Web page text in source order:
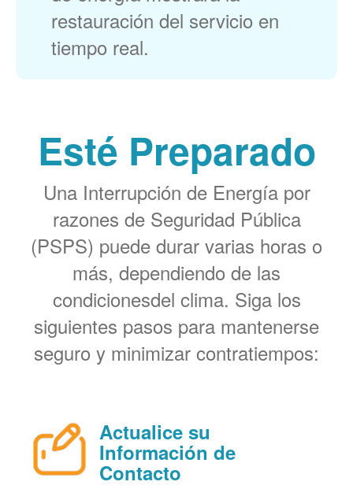
restauración del servicio en
tiempo real.
Esté Preparado
Una Interrupción de Energía por
razones de Seguridad Pública
(PSPS) puede durar varias horas o
más, dependiendo de las
condicionesdel clima. Siga los
siguientes pasos para mantenerse
seguro y minimizar contratiempos:
Actualice su
Información de
Contacto